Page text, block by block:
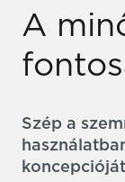
A
Szép a